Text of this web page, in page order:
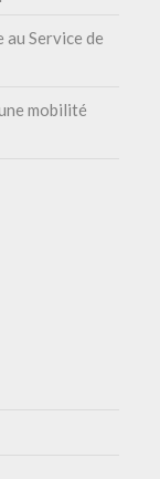
Service de
mobilité